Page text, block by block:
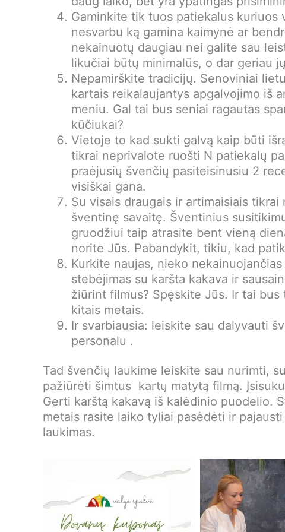
Gaminkite tik tuos patiekalus kuriuos
nesvarbu ką gamina kaimynė ar
nekainuotų daugiau nei galite sau
likučiai būtų minimalūs, o dar geriau
Nepamirškite tradicijų. Senoviniai
kartais reikalaujantys apgalvojimo iš
meniu. Gal tai bus seniai ragautas
kūčiukai?
Vietoje to kad sukti galvą kaip būti
tikrai neprivalote ruošti N patiekalų
praėjusių švenčių pasiteisinusiu 2
visiškai gana.
Su visais draugais ir artimaisiais
šventinę savaitę. Šventinius
gruodžiui taip atrasite bent vieną
norite Jūs. Pabandykit, tikiu, kad
Kurkite naujas, nieko
stebėjimas su karšta kakava ir
žiūrint filmus? Spęskite Jūs. Ir tai
kitais metais.
Ir svarbiausia: leiskite sau dalyvauti
personalu .
Tad švenčių laukime leiskite sau nurimti,
pažiūrėti šimtus kartų matytą filmą.
Gerti karštą kakavą iš kalėdinio puodelio.
metais rasite laiko tyliai pasėdėti ir
laukimas.